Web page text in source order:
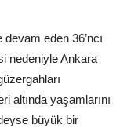
eden 36’ncı
nedeniyle Ankara
altında yaşamlarını
büyük bir